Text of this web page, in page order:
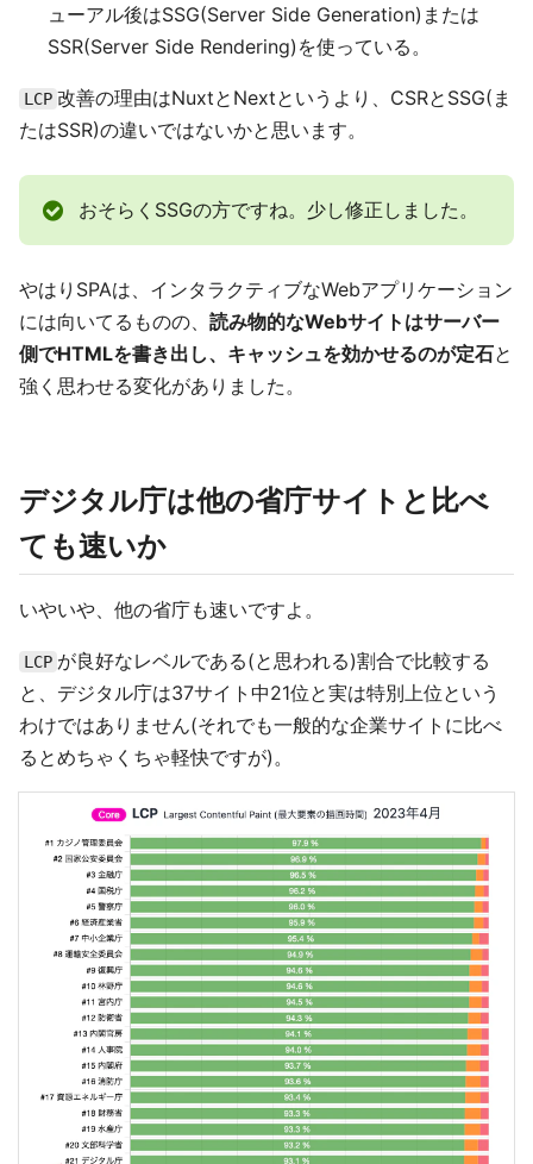
ューアル後はSSG(Server Side Generation)または
SSR(Server Side Rendering)を使っている。
LCP 改善の理由はNuxtとNextというより、CSRとSSG(ま
たはSSR)の違いではないかと思います。
おそらくSSGの方ですね。少し修正しました。
やはりSPAは、インタラクティブなWebアプリケーション
には向いてるものの、 読み物的なWebサイトはサーバー
側でHTMLを書き出し、キャッシュを効かせるのが定石と
強く思わせる変化がありました。
デジタル庁は他の省庁サイトと比べ
ても速いか
いやいや、他の省庁も速いですよ。
LCP が良好なレベルである(と思われる)割合で比較する
と、デジタル庁は37サイト中21位と実は特別上位という
わけではありません(それでも一般的な企業サイトに比べ
るとめちゃくちゃ軽快ですが)。